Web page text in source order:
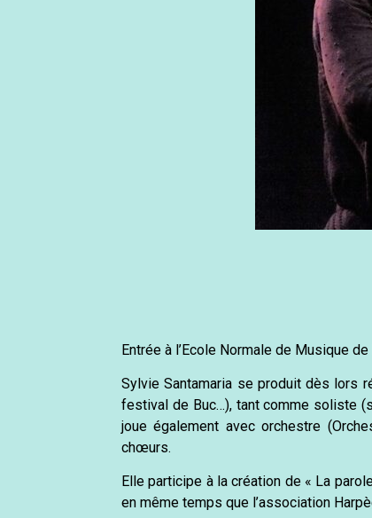
Entrée à l’Ecole Normale de Musique
Sylvie Santamaria se produit dès lors
festival de Buc…), tant comme soliste
joue également avec orchestre
chœurs.
Elle participe à la création de « La
en même temps que l’association